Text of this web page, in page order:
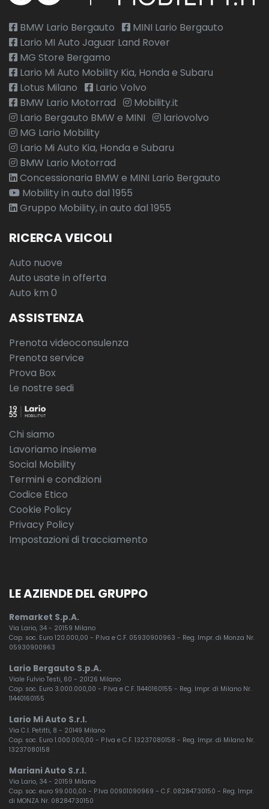
BMW Lario Bergauto
MINI Lario Bergauto
Lario MI Auto Jaguar Land Rover
MG Store Bergamo
Lario Mi Auto Mobility Kia, Honda e Subaru
Lotus Milano
Lario Volvo
BMW Lario Motorrad
Mobility.it
Lario Bergauto BMW e MINI
lariovolvo
MG Lario Mobility
Lario Mi Auto Kia, Honda e Subaru
BMW Lario Motorrad
Concessionaria BMW e MINI Lario Bergauto
Mobility in auto dal 1955
Gruppo Mobility, in auto dal 1955
RICERCA VEICOLI
Auto nuove
Auto usate in offerta
Auto km 0
ASSISTENZA
Prenota videoconsulenza
Prenota service
Prova Box
Le nostre sedi
Chi siamo
Lavoriamo insieme
Social Mobility
Termini e condizioni
Codice Etico
Cookie Policy
Privacy Policy
Impostazioni di tracciamento
LE AZIENDE DEL GRUPPO
Remarket S.p.A.
Via Lario, 34 - 20159 Milano
Cap. soc. Euro 120.000,00 - P.Iva e C.F. 05930900963 - Reg. Impr. di Monza Nr.
05930900963
Lario Bergauto S.p.A.
Viale Fulvio Testi, 60 - 20126 Milano
Cap. soc. Euro 3.000.000,00 - P.Iva e C.F. 11440160155 - Reg. Impr. di Milano Nr.
11440160155
Lario Mi Auto S.r.l.
Via C.I. Petitti, 8 - 20149 Milano
Cap. soc. Euro 1.000.000,00 - P.Iva e C.F. 13237080158 - Reg. Impr. di Milano Nr.
13237080158
Mariani Auto S.r.l.
Via Lario, 34 - 20159 Milano
Cap. soc. euro 99.000,00 - P.Iva 00901090969 - C.F. 08284730150 - Reg. Impr.
di MONZA Nr. 08284730150